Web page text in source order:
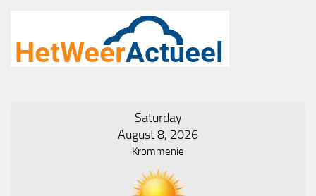
Saturday
August 8, 2026
Krommenie